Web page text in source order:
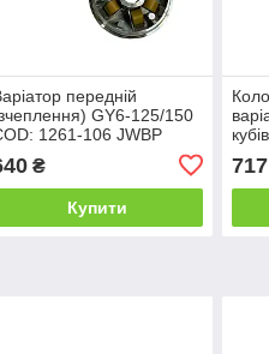
передній
GY6-125/150
1261-106 JWBP
₴
Купити
717